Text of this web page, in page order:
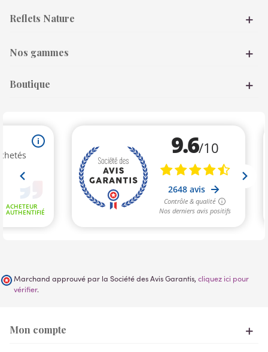
Reflets Nature
Nos gammes
Boutique
Marchand approuvé par la Société des Avis Garantis, cliquez ici pour
vérifier.
Mon compte